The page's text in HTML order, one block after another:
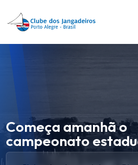
Começa amanhã o
campeonato